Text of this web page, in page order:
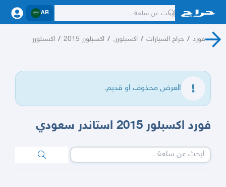
AR
فورد / حراج السيارات / اكسبلورر, / اكسبلورر 2015 / اكسبلورر
العرض محذوف او قديم.
فورد اكسبلور 2015 استاندر سعودي